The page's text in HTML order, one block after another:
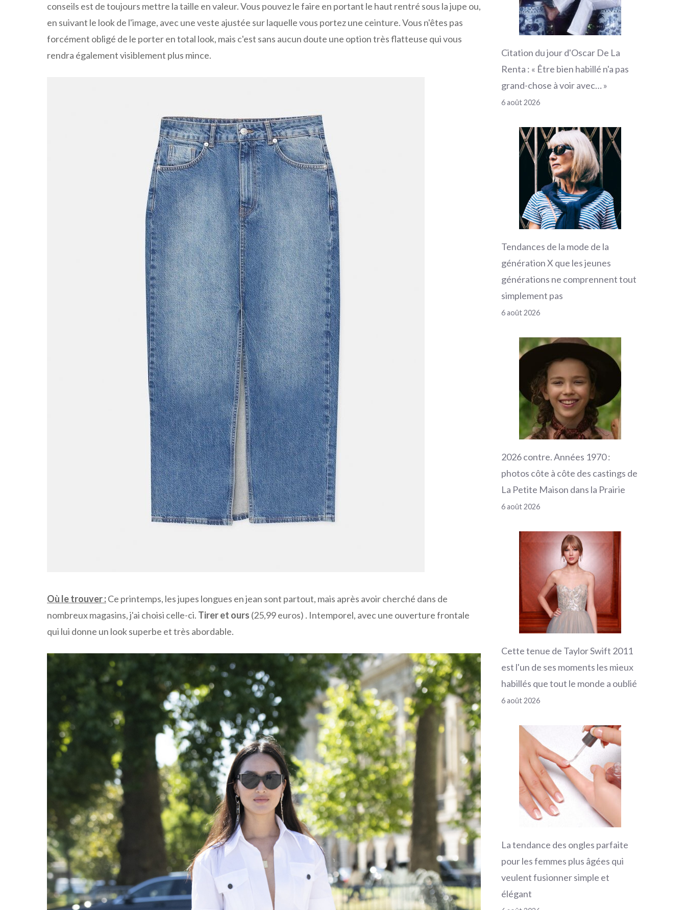
conseils est de toujours mettre la taille en valeur. Vous pouvez le faire en portant le haut rentré sous la jupe ou,
en suivant le look de l'image, avec une veste ajustée sur laquelle vous portez une ceinture. Vous n'êtes pas
forcément obligé de le porter en total look, mais c'est sans aucun doute une option très flatteuse qui vous
rendra également visiblement plus mince.
Où le trouver :Ce printemps, les jupes longues en jean sont partout, mais après avoir cherché dans de
nombreux magasins, j'ai choisi celle-ci. Tirer et ours (25,99 euros) . Intemporel, avec une ouverture frontale
qui lui donne un look superbe et très abordable.
Citation du jour d'Oscar De La
Renta : « Être bien habillé n'a pas
grand-chose à voir avec… »
6 août 2026
Tendances de la mode de la
génération X que les jeunes
générations ne comprennent tout
simplement pas
6 août 2026
2026 contre. Années 1970 :
photos côte à côte des castings de
La Petite Maison dans la Prairie
6 août 2026
Cette tenue de Taylor Swift 2011
est l'un de ses moments les mieux
habillés que tout le monde a oublié
6 août 2026
La tendance des ongles parfaite
pour les femmes plus âgées qui
veulent fusionner simple et
élégant